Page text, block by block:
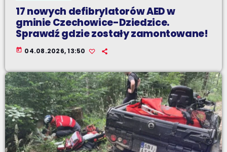
17 nowych defibrylatorów AED w
gminie Czechowice-Dziedzice.
Sprawdź gdzie zostały zamontowane!
today 04.08.2026, 13:50